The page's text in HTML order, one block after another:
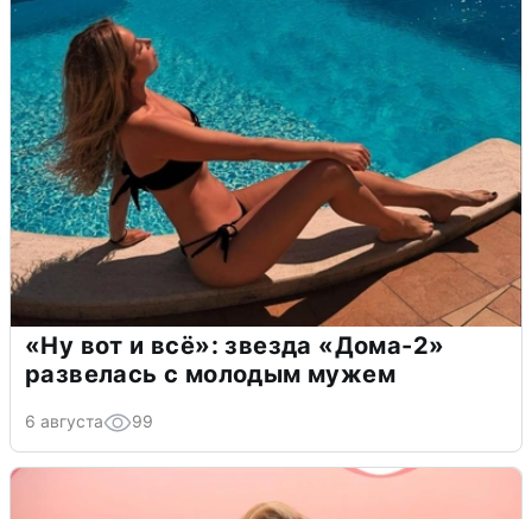
«Ну вот и всё»: звезда «Дома-2»
развелась с молодым мужем
6 августа 99